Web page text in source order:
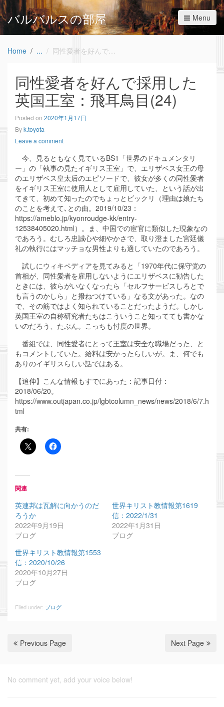
バルバルスの部屋 Menu
Home 同性愛者を好んで採用した英国王室：飛耳鳥目(24)
同性愛者を好んで採用した
英国王室：飛耳鳥目(24)
Posted on 2020年1月17日
Byk.toyota
Leave a comment
今、見るともなく見ているBS1「世界のドキュメンタリ
ー」の「執事の見たイギリス王室」で、エリザベス女王の母
のエリザベス皇太后のエピソードで、彼女が多くの同性愛者
をイギリス王室に使用人として雇用していた、という話が出
てきて、初めて知ったのでちょっとビックリ（理由は娘たち
のことを考えて､との由。2019/10/23：
https://ameblo.jp/kyonroudge-kk/entry-
12538405020.html）。ま、中国での宦官に類似した現象なの
であろう。むしろ忠誠心や細やかさで、取り澄ました宮廷儀
礼の執行にはマッチョな男性よりも適していたのであろう。
試しにウィキペディアを見てみると「1970年代に保守党の
首相が、同性愛者を雇用しないようにエリザベスに勧告した
ときには、彼らがいなくなったら「セルフサービスしろとで
も言うのかしら」と撥ねつけている」なる文があった。なの
で、その筋ではよく知られていることだったようだ。しかし
英国王室の自称研究者たちはこういうこと知ってても書かな
いのだろう、たぶん。こっちも忖度の世界。
番組では、同性愛者にとって王室は安全な職場だった、と
もコメントしていた。給料は安かったらしいが。ま、何でも
ありのイギリスらしい話ではある。
【追伸】こんな情報もすでにあった：記事日付：
2018/06/20。
https://www.outjapan.co.jp/lgbtcolumn_news/news/2018/6/7.h
tml
共有:
関連
英連邦は瓦解に向かうのだ
ろうか
2022年9月19日
ブログ
世界キリスト教情報第1619
信：2022/1/31
2022年1月31日
ブログ
世界キリスト教情報第1553
信：2020/10/26
2020年10月27日
ブログ
Filed under: ブログ
Previous Page Next Page
No comment yet, add your voice below!